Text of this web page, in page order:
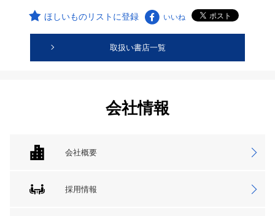
ほしいものリストに登録 いいね
取扱い書店一覧
会社情報
会社概要
採用情報